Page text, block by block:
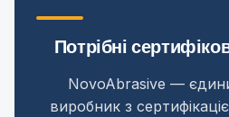
Потрібні
NovoAbrasive —
виробник з